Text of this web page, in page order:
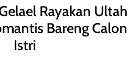
Rayakan Ultah
Bareng Calon
Istri